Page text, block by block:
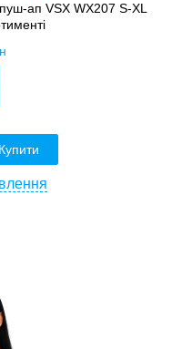
ап VSX WX207 S-XL
Купити